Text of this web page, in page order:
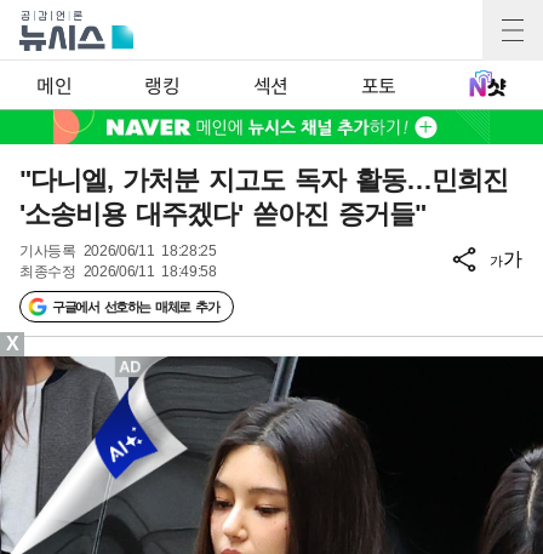
메인 랭킹 섹션 포토
"다니엘, 가처분 지고도 독자 활동…민희진
'소송비용 대주겠다' 쏟아진 증거들"
기사등록 2026/06/11 18:28:25
최종수정 2026/06/11 18:49:58
구글에서 선호하는 매체로 추가
가가
X